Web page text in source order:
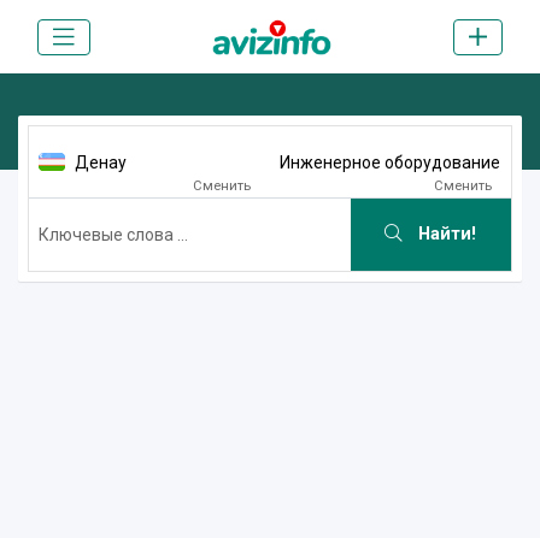
Денау
Сменить
Инженерное оборудование
Сменить
Найти!